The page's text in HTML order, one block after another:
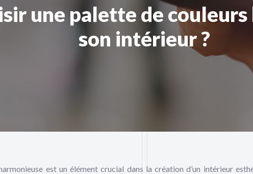
une palette de
son intérieur ?
est un élément crucial dans la création d’un intérieur